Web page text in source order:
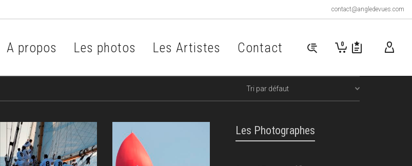
contact@angledevues.com
0
A propos Les photos Les Artistes Contact
Les Photographes